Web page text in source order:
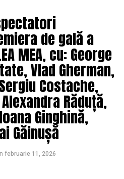
Alexandra Răduță,
Ioana Ginghină, Mihai
un „schimb de roluri” pe
pe durata unui weekend, ce
prin care protagoniștii
bine partenerii și să renunțe
În pielea mea” propune o
și amuzantă.
Decu , absolvent al
„I.L.Caragiale” și al
de la MetFilm School
primului său
de gală a
MEA, cu: George
Vlad Gherman,
Costache,
Răduță,
Ginghină,
Găinușă
februarie 11, 2026